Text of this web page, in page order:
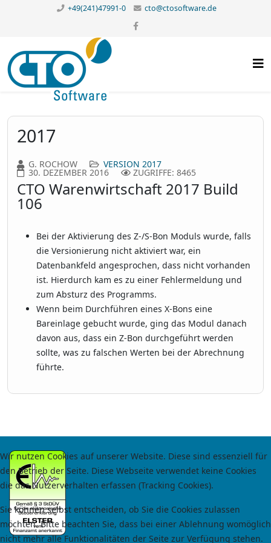
+49(241)47991-0 cto@ctosoftware.de
2017
G. ROCHOW VERSION 2017
30. DEZEMBER 2016 ZUGRIFFE: 8465
CTO Warenwirtschaft 2017 Build
106
Bei der Aktivierung des Z-/S-Bon Moduls wurde, falls
die Versionierung nicht aktiviert war, ein
Datenbankfeld angesprochen, dass nicht vorhanden
ist. Hierdurch kam es zu einer Fehlermeldung und
zum Absturz des Programms.
Wenn beim Durchführen eines X-Bons eine
Bareinlage gebucht wurde, ging das Modul danach
davon aus, dass ein Z-Bon durchgeführt werden
sollte, was zu falschen Werten bei der Abrechnung
führte.
Wir nutzen Cookies auf unserer Website. Diese sind essenziell für
den Betrieb der Seite. Diese Webseite verwendet keine Cookies
die das Nutzerverhalten erfassen (Tracking Cookies).
Sie können selbst entscheiden, ob Sie die Cookies zulassen
möchten. Bitte beachten Sie, dass bei einer Ablehnung womöglich
nicht mehr alle Funktionalitäten der Seite zur Verfügung stehen.